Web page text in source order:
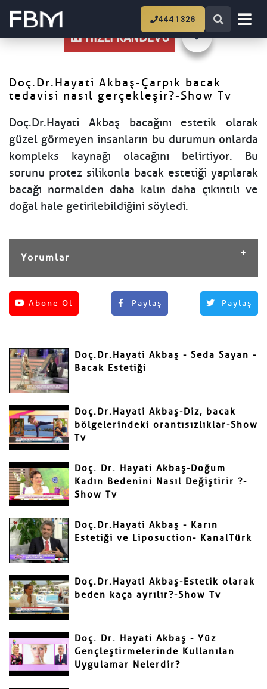
444 1 326
Doç.Dr.Hayati Akbaş-Çarpık bacak
tedavisi nasıl gerçekleşir?-Show Tv
HIZLI RANDEVU
Doç.Dr.Hayati Akbaş-Çarpık bacak
tedavisi nasıl gerçekleşir?-Show Tv
Doç.Dr.Hayati Akbaş bacağını estetik olarak
güzel görmeyen insanların bu durumun onlarda
kompleks kaynağı olacağını belirtiyor. Bu
sorunu protez silikonla bacak estetiği yapılarak
bacağı normalden daha kalın daha çıkıntılı ve
doğal hale getirilebildiğini söyledi.
Abone Ol Paylaş Paylaş
Yorumlar
Henüz yorum yapılmamış.
Adınız ve Soyadınız
Mail
Yorumunuz
Gönder
Doç.Dr.Hayati Akbaş - Seda Sayan -
Bacak Estetiği
Doç.Dr.Hayati Akbaş-Diz, bacak
bölgelerindeki orantısızlıklar-Show
Tv
Doç. Dr. Hayati Akbaş-Doğum
Kadın Bedenini Nasıl Değiştirir ?-
Show Tv
Doç.Dr.Hayati Akbaş - Karın
Estetiği ve Liposuction- KanalTürk
Doç.Dr.Hayati Akbaş-Estetik olarak
beden kaça ayrılır?-Show Tv
Doç. Dr. Hayati Akbaş - Yüz
Gençleştirmelerinde Kullanılan
Uygulamar Nelerdir?